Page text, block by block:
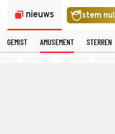
nieuws stem nu!
GEMIST AMUSEMENT STERREN